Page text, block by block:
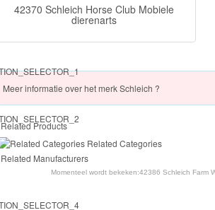
42370 Schleich Horse Club Mobiele
dierenarts
Meerinformatie over het merkSchleich ?
Related Products
Related Categories
Related Manufacturers
Momenteel wordt bekeken:42386 Schleich Farm